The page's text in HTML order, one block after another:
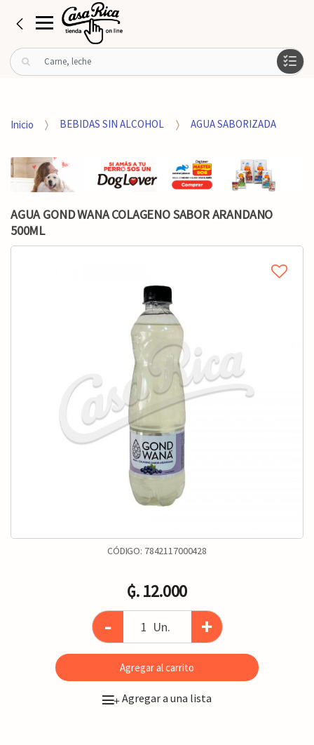
B
u
r
o
r
Inicio BEBIDAS SIN ALCOHOL AGUA SABORIZADA
AGUA GOND WANA COLAGENO SABOR ARANDANO
500ML
CÓDIGO: 7842117000428
₲. 12.000
- Un. +
Agregar al carrito
+Agregar a una lista